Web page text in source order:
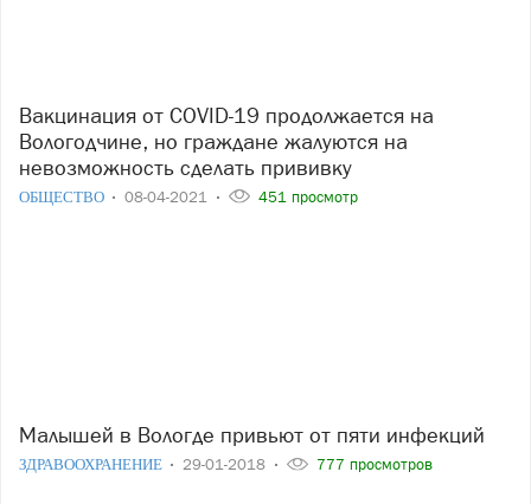
Вакцинация от COVID-19 продолжается на
Вологодчине, но граждане жалуются на
невозможность сделать прививку
ОБЩЕСТВО 08-04-2021 451 просмотр
Малышей в Вологде привьют от пяти инфекций
ЗДРАВООХРАНЕНИЕ 29-01-2018 777 просмотров